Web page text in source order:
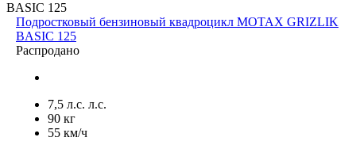
Подростковый бензиновый квадроцикл MOTAX GRIZLIK
BASIC 125
Распродано
7,5 л.с. л.с.
90 кг
55 км/ч